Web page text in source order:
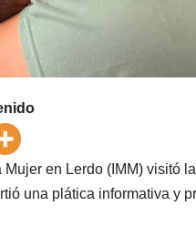
en Lerdo (IMM) visitó
una plática informativa y